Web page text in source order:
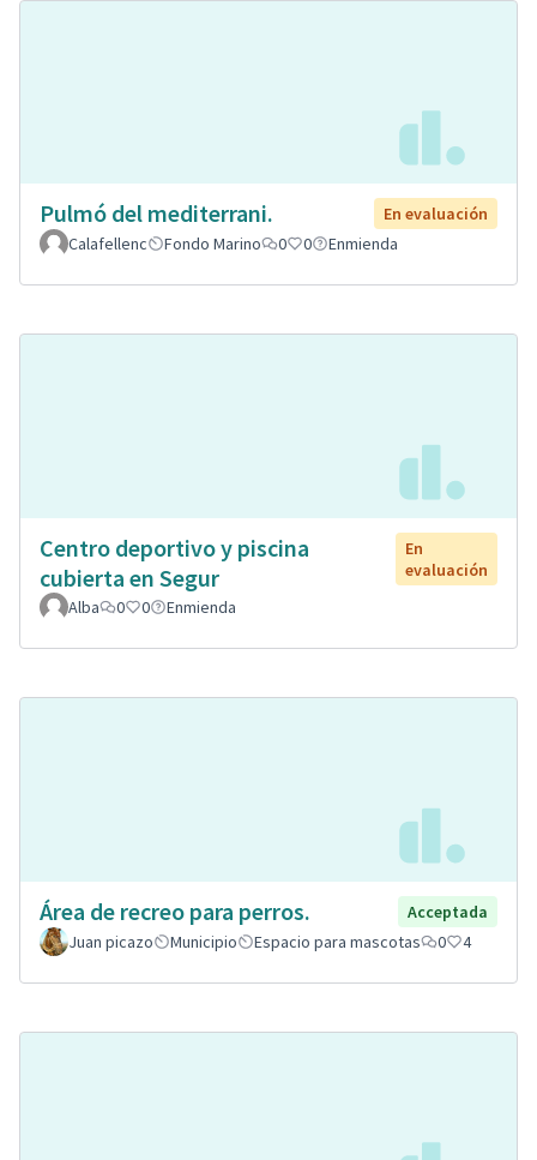
Pulmó del mediterrani.
En evaluación
Calafellenc
Fondo Marino 0 0 Enmienda
Centro deportivo y piscina
cubierta en Segur
En
evaluación
Alba
0 0 Enmienda
Área de recreo para perros.
Acceptada
Juan picazo
Municipio Espacio para mascotas 0 4